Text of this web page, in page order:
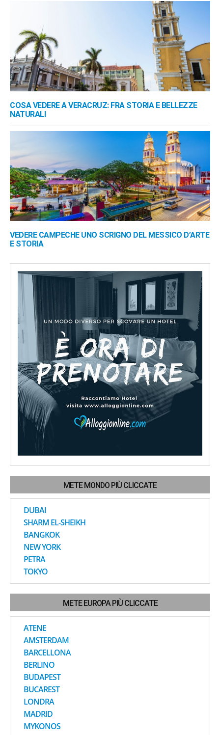
COSA VEDERE A VERACRUZ: FRA STORIA E BELLEZZE
NATURALI
VEDERE CAMPECHE UNO SCRIGNO DEL MESSICO D’ARTE
E STORIA
METE MONDO PIÙ CLICCATE
DUBAI
SHARM EL-SHEIKH
BANGKOK
NEW YORK
PETRA
TOKYO
METE EUROPA PIÙ CLICCATE
ATENE
AMSTERDAM
BARCELLONA
BERLINO
BUDAPEST
BUCAREST
LONDRA
MADRID
MYKONOS